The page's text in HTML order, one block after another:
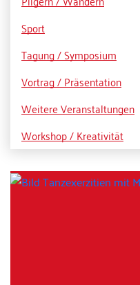
Sport
Tagung / Symposium
Vortrag / Präsentation
Weitere Veranstaltungen
Workshop / Kreativität